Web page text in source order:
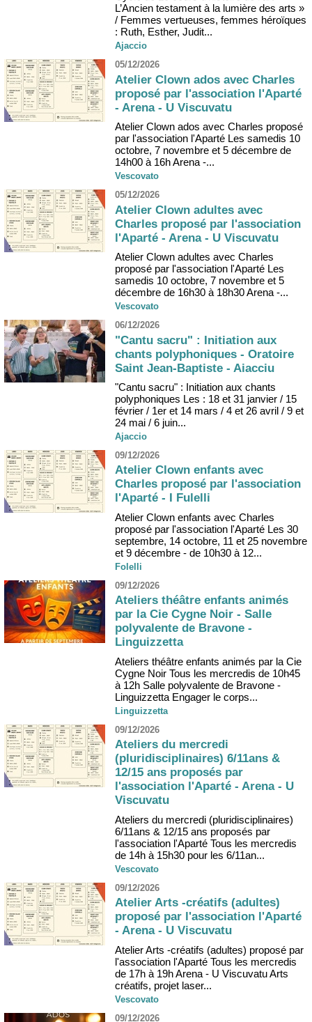
L’Ancien testament à la lumière des arts »
/ Femmes vertueuses, femmes héroïques
: Ruth, Esther, Judit...
Ajaccio
05/12/2026
Atelier Clown ados avec Charles
proposé par l'association l'Aparté
- Arena - U Viscuvatu
Atelier Clown ados avec Charles proposé
par l'association l'Aparté Les samedis 10
octobre, 7 novembre et 5 décembre de
14h00 à 16h Arena -...
Vescovato
05/12/2026
Atelier Clown adultes avec
Charles proposé par l'association
l'Aparté - Arena - U Viscuvatu
Atelier Clown adultes avec Charles
proposé par l'association l'Aparté Les
samedis 10 octobre, 7 novembre et 5
décembre de 16h30 à 18h30 Arena -...
Vescovato
06/12/2026
"Cantu sacru" : Initiation aux
chants polyphoniques - Oratoire
Saint Jean-Baptiste - Aiacciu
"Cantu sacru" : Initiation aux chants
polyphoniques Les : 18 et 31 janvier / 15
février / 1er et 14 mars / 4 et 26 avril / 9 et
24 mai / 6 juin...
Ajaccio
09/12/2026
Atelier Clown enfants avec
Charles proposé par l'association
l'Aparté - I Fulelli
Atelier Clown enfants avec Charles
proposé par l'association l'Aparté Les 30
septembre, 14 octobre, 11 et 25 novembre
et 9 décembre - de 10h30 à 12...
Folelli
09/12/2026
Ateliers théâtre enfants animés
par la Cie Cygne Noir - Salle
polyvalente de Bravone -
Linguizzetta
Ateliers théâtre enfants animés par la Cie
Cygne Noir Tous les mercredis de 10h45
à 12h Salle polyvalente de Bravone -
Linguizzetta Engager le corps...
Linguizzetta
09/12/2026
Ateliers du mercredi
(pluridisciplinaires) 6/11ans &
12/15 ans proposés par
l'association l'Aparté - Arena - U
Viscuvatu
Ateliers du mercredi (pluridisciplinaires)
6/11ans & 12/15 ans proposés par
l'association l'Aparté Tous les mercredis
de 14h à 15h30 pour les 6/11an...
Vescovato
09/12/2026
Atelier Arts -créatifs (adultes)
proposé par l'association l'Aparté
- Arena - U Viscuvatu
Atelier Arts -créatifs (adultes) proposé par
l'association l'Aparté Tous les mercredis
de 17h à 19h Arena - U Viscuvatu Arts
créatifs, projet laser...
Vescovato
09/12/2026